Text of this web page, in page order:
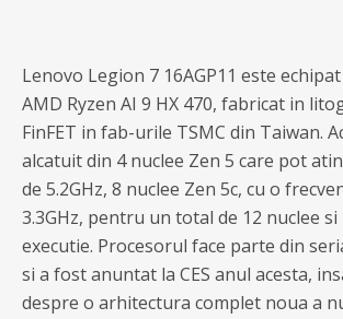
Lenovo Legion 7 16AGP11 este
AMD Ryzen AI 9 HX 470, fabricat in
FinFET in fab-urile TSMC din Taiwan.
alcatuit din 4 nuclee Zen 5 care pot
de 5.2GHz, 8 nuclee Zen 5c, cu o
3.3GHz, pentru un total de 12 nuclee si
executie. Procesorul face parte din
si a fost anuntat la CES anul acesta,
despre o arhitectura complet noua a